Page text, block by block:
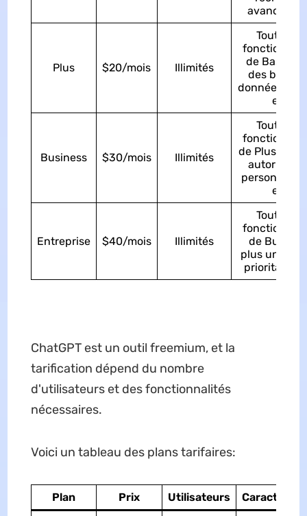
avancée,
Plus $20/mois Illimités
Toutes les
de Basic,
des bases
données
etc.
Business $30/mois Illimités
Toutes les
de Plus, plus
etc.
Entreprise $40/mois Illimités
Toutes les
de
plus un
prioritaire,
ChatGPT est un outil freemium, et la
tarification dépend du nombre
d'utilisateurs et des fonctionnalités
nécessaires.
Voici un tableau des plans tarifaires:
Plan Prix Utilisateurs